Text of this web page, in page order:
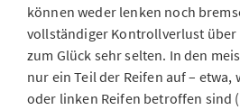
können weder lenken noch
vollständiger Kontrollverlust über
zum Glück sehr selten. In den
nur ein Teil der Reifen auf –
oder linken Reifen betroffen sind